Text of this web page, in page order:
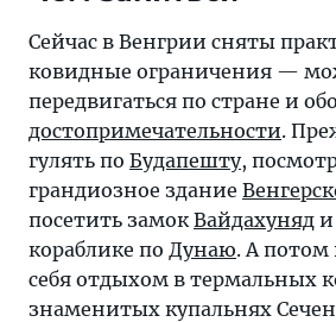
Сейчас в Венгрии сняты
ковидные ограничения —
передвигаться по стране и
достопримечательности.
гулять по Будапешту,
грандиозное здание
посетить замок Вайдахуняд и
кораблике по Дунаю. А потом
себя отдыхом в термальных
знаменитых купальнях